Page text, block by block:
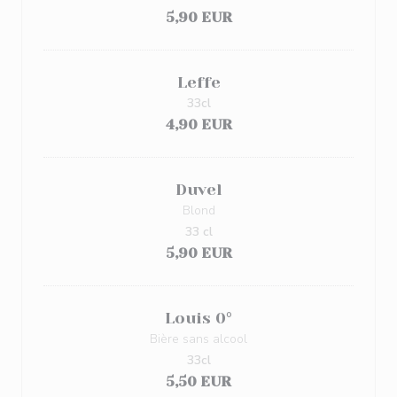
5,90 EUR
Leffe
4,90 EUR
33cl
Duvel
Blond
5,90 EUR
33 cl
Louis 0°
Bière sans alcool
5,50 EUR
33cl